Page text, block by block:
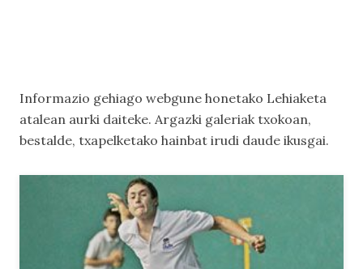
Informazio gehiago webgune honetako Lehiaketa
atalean aurki daiteke. Argazki galeriaktxokoan,
bestalde, txapelketako hainbat irudi daude ikusgai.